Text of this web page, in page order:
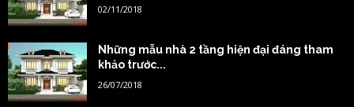
02/11/2018
Những mẫu nhà 2 tầng hiện đại đáng tham
khảo trước...
26/07/2018